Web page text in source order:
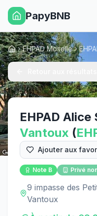
PapyBNB
AccueilEHPAD Moselle
EHPAD Alice
Vantoux (
Ajouter aux
Note B Privé
9 impasse des
Vantoux